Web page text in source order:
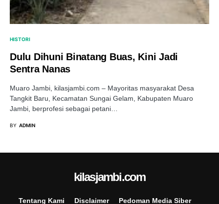
HISTORI
Dulu Dihuni Binatang Buas, Kini Jadi
Sentra Nanas
Muaro Jambi, kilasjambi.com – Mayoritas masyarakat Desa
Tangkit Baru, Kecamatan Sungai Gelam, Kabupaten Muaro
Jambi, berprofesi sebagai petani…
BY ADMIN
kilasjambi.com
Tentang Kami Disclaimer Pedoman Media Siber